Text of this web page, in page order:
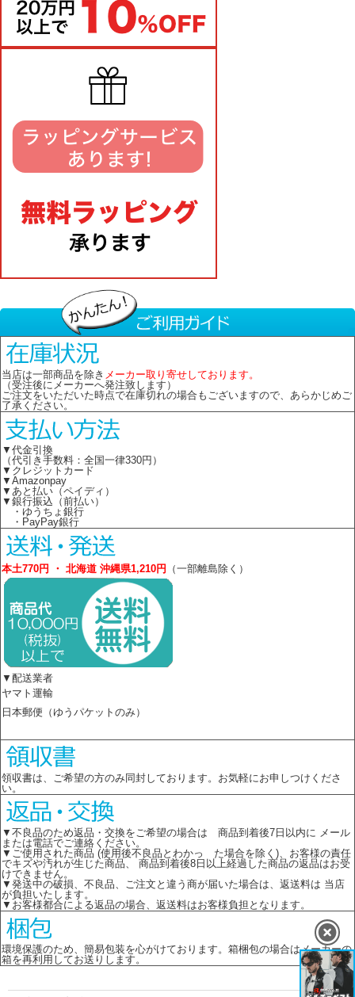
当店は一部商品を除き メーカー取り寄せしております。
（受注後にメーカーへ発注致します）
ご注文をいただいた時点で在庫切れの場合もございますので、あらかじめご
了承ください。
▼代金引換
（代引き手数料：全国一律330円）
▼クレジットカード
▼Amazonpay
▼あと払い（ペイディ）
▼銀行振込（前払い）
・ゆうちょ銀行
・PayPay銀行
本土770円 ・ 北海道 沖縄県1,210円 （一部離島除く）
▼配送業者
ヤマト運輸
日本郵便（ゆうパケットのみ）
領収書は、ご希望の方のみ同封しております。お気軽にお申しつけくださ
い。
▼不良品のため返品・交換をご希望の場合は 商品到着後7日以内に メール
または電話でご連絡ください。
▼ご使用された商品 (使用後不良品とわかっ た場合を除く)、お客様の責任
でキズや汚れが生じた商品、 商品到着後8日以上経過した商品の返品はお受
けできません。
▼発送中の破損、不良品、ご注文と違う商が届いた場合は、返送料は 当店
が負担いたします。
▼お客様都合による返品の場合、返送料はお客様負担となります。
環境保護のため、簡易包装を心がけております。箱梱包の場合はメーカーの
箱を再利用してお送りします。